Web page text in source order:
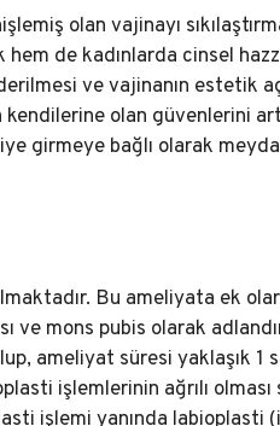
olan vajinayı
hem de kadınlarda cinsel
ve vajinanın estetik
kendilerine olan güvenlerini
girmeye bağlı olarak
Bu ameliyata ek
ve mons pubis olarak
ameliyat süresi yaklaşık 1
işlemlerinin ağrılı
işlemi yanında